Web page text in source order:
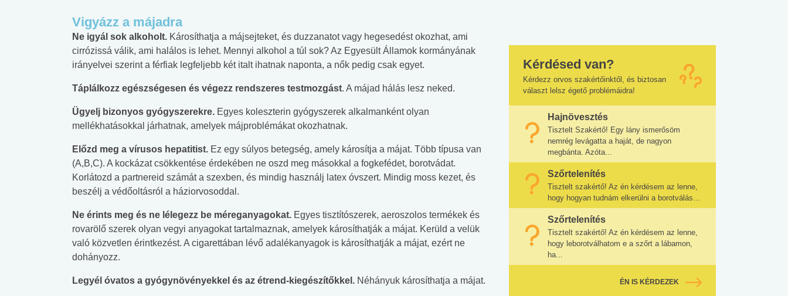
Vigyázz a májadra
Ne igyál sok alkoholt. Károsíthatja a májsejteket, és duzzanatot vagy hegesedést okozhat, ami
cirrózissá válik, ami halálos is lehet. Mennyi alkohol a túl sok? Az Egyesült Államok kormányának
irányelvei szerint a férfiak legfeljebb két italt ihatnak naponta, a nők pedig csak egyet.
Táplálkozz egészségesen és végezz rendszeres testmozgást. A májad hálás lesz neked.
Ügyelj bizonyos gyógyszerekre. Egyes koleszterin gyógyszerek alkalmanként olyan
mellékhatásokkal járhatnak, amelyek májproblémákat okozhatnak.
Előzd meg a vírusos hepatitist. Ez egy súlyos betegség, amely károsítja a májat. Több típusa van
(A,B,C). A kockázat csökkentése érdekében ne oszd meg másokkal a fogkefédet, borotvádat.
Korlátozd a partnereid számát a szexben, és mindig használj latex óvszert. Mindig moss kezet, és
beszélj a védőoltásról a háziorvosoddal.
Ne érints meg és ne lélegezz be méreganyagokat. Egyes tisztítószerek, aeroszolos termékek és
rovarölő szerek olyan vegyi anyagokat tartalmaznak, amelyek károsíthatják a májat. Kerüld a velük
való közvetlen érintkezést. A cigarettában lévő adalékanyagok is károsíthatják a májat, ezért ne
dohányozz.
Legyél óvatos a gyógynövényekkel és az étrend-kiegészítőkkel. Néhányuk károsíthatja a májat.
Kérdésed van?
Kérdezz orvos szakértőinktől, és biztosan
választ lelsz égető problémáidra!
Hajnövesztés
Tisztelt Szakértő! Egy lány ismerősöm
nemrég levágatta a haját, de nagyon
megbánta. Azóta...
Szőrtelenítés
Tisztelt szakértő! Az én kérdésem az lenne,
hogy hogyan tudnám elkerülni a borotválás...
Szőrtelenítés
Tisztelt szakértő! Az én kérdésem az lenne,
hogy leborotválhatom e a szőrt a lábamon,
ha...
ÉN IS KÉRDEZEK